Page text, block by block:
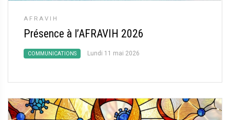
AFRAVIH
Présence à l’AFRAVIH 2026
COMMUNICATIONS Lundi 11 mai 2026